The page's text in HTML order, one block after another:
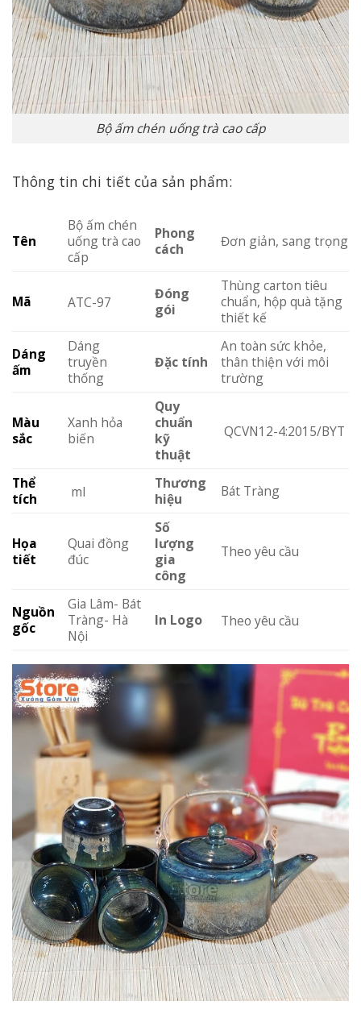
Bộ ấm chén uống trà cao cấp
Thông tin chi tiết của sản phẩm:
Tên
Bộ ấm chén
uống trà cao
cấp
Phong
cách
Đơn giản, sang trọng
Mã ATC-97
Đóng
gói
Thùng carton tiêu
chuẩn, hộp quà tặng
thiết kế
Dáng
ấm
Dáng
truyền
thống
Đặc tính
An toàn sức khỏe,
thân thiện với môi
trường
Màu
sắc
Xanh hỏa
biến
Quy
chuẩn
kỹ
thuật
QCVN12-4:2015/BYT
Thể
tích
ml
Thương
hiệu
Bát Tràng
Họa
tiết
Quai đồng
đúc
Số
lượng
gia
công
Theo yêu cầu
Nguồn
gốc
Gia Lâm- Bát
Tràng- Hà
Nội
In Logo Theo yêu cầu